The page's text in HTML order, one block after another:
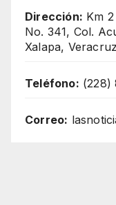
Dirección: Km
No. 341, Col.
Xalapa,
Teléfono: (228)
Correo: